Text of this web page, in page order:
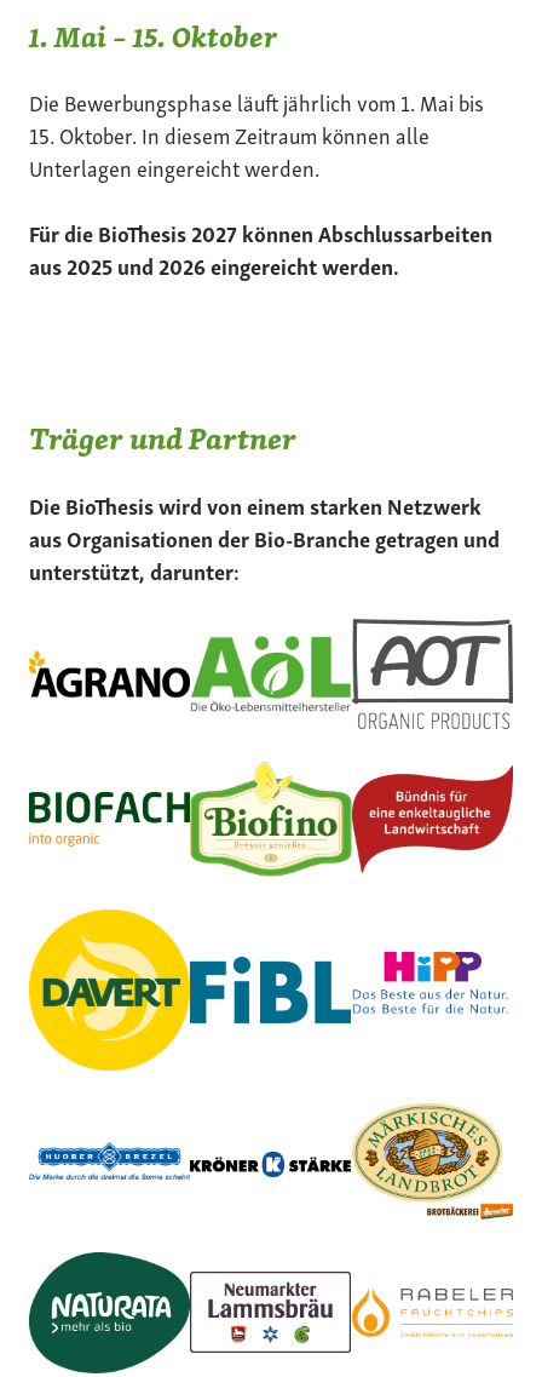
1. Mai – 15. Oktober
Die Bewerbungsphase läuft jährlich vom 1. Mai bis
15. Oktober. In diesem Zeitraum können alle
Unterlagen eingereicht werden.
Für die BioThesis 2027 können Abschlussarbeiten
aus 2025 und 2026 eingereicht werden.
Träger und Partner
Die BioThesis wird von einem starken Netzwerk
aus Organisationen der Bio-Branche getragen und
unterstützt, darunter: